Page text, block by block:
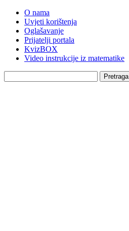
O nama
Uvjeti korištenja
Oglašavanje
Prijatelji portala
KvizBOX
Video instrukcije iz matematike
Pretraga